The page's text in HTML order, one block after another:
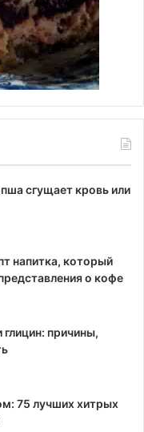
сгущает кровь или
напитка, который
о кофе
причины,
75 лучших хитрых